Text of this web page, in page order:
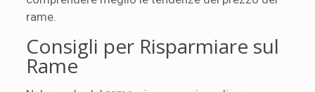
rame.
Consigli per Risparmiare sul
Rame